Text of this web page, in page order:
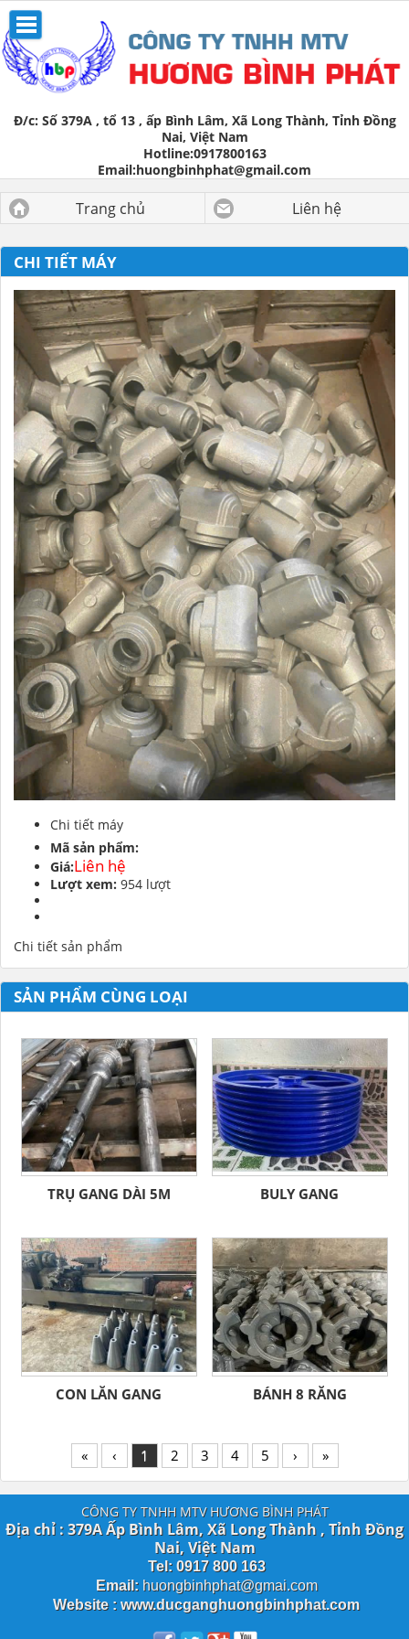
Đ/c: Số 379A , tổ 13 , ấp Bình Lâm, Xã Long Thành, Tỉnh Đồng
Nai, Việt Nam
Hotline:0917800163
Email:huongbinhphat@gmail.com
Trang chủ Liên hệ
CHI TIẾT MÁY
Chi tiết máy
Mã sản phẩm:
Giá:Liên hệ
Lượt xem: 954 lượt
Chi tiết sản phẩm
SẢN PHẨM CÙNG LOẠI
TRỤ GANG DÀI 5M BULY GANG
CON LĂN GANG BÁNH 8 RĂNG
« ‹ 1 2 3 4 5 › »
CÔNG TY TNHH MTV HƯƠNG BÌNH PHÁT
Địa chỉ : 379A Ấp Bình Lâm, Xã Long Thành , Tỉnh Đồng
Nai, Việt Nam
Tel: 0917 800 163
Email: huongbinhphat@gmai.com
Website : www.ducganghuongbinhphat.com